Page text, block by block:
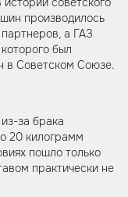
производилось
а ГАЗ
был
в Советском Союзе.
за брака
20 килограмм
пошло только
практически не